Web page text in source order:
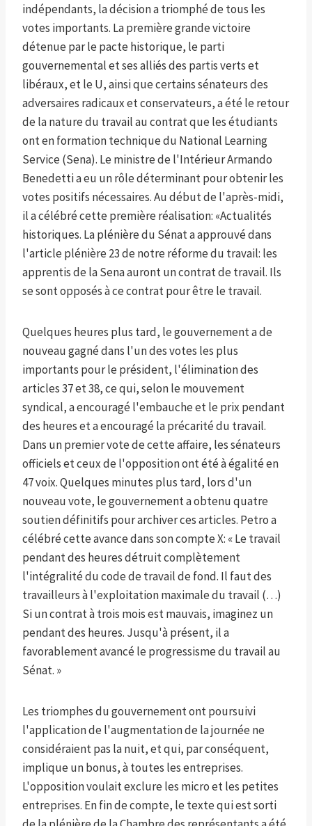
indépendants, la décision a triomphé de tous les
votes importants. La première grande victoire
détenue par le pacte historique, le parti
gouvernemental et ses alliés des partis verts et
libéraux, et le U, ainsi que certains sénateurs des
adversaires radicaux et conservateurs, a été le retour
de la nature du travail au contrat que les étudiants
ont en formation technique du National Learning
Service (Sena). Le ministre de l'Intérieur Armando
Benedetti a eu un rôle déterminant pour obtenir les
votes positifs nécessaires. Au début de l'après-midi,
il a célébré cette première réalisation: «Actualités
historiques. La plénière du Sénat a approuvé dans
l'article plénière 23 de notre réforme du travail: les
apprentis de la Sena auront un contrat de travail. Ils
se sont opposés à ce contrat pour être le travail.
Quelques heures plus tard, le gouvernement a de
nouveau gagné dans l'un des votes les plus
importants pour le président, l'élimination des
articles 37 et 38, ce qui, selon le mouvement
syndical, a encouragé l'embauche et le prix pendant
des heures et a encouragé la précarité du travail.
Dans un premier vote de cette affaire, les sénateurs
officiels et ceux de l'opposition ont été à égalité en
47 voix. Quelques minutes plus tard, lors d'un
nouveau vote, le gouvernement a obtenu quatre
soutien définitifs pour archiver ces articles. Petro a
célébré cette avance dans son compte X: « Le travail
pendant des heures détruit complètement
l'intégralité du code de travail de fond. Il faut des
travailleurs à l'exploitation maximale du travail (…)
Si un contrat à trois mois est mauvais, imaginez un
pendant des heures. Jusqu'à présent, il a
favorablement avancé le progressisme du travail au
Sénat. »
Les triomphes du gouvernement ont poursuivi
l'application de l'augmentation de la journée ne
considéraient pas la nuit, et qui, par conséquent,
implique un bonus, à toutes les entreprises.
L'opposition voulait exclure les micro et les petites
entreprises. En fin de compte, le texte qui est sorti